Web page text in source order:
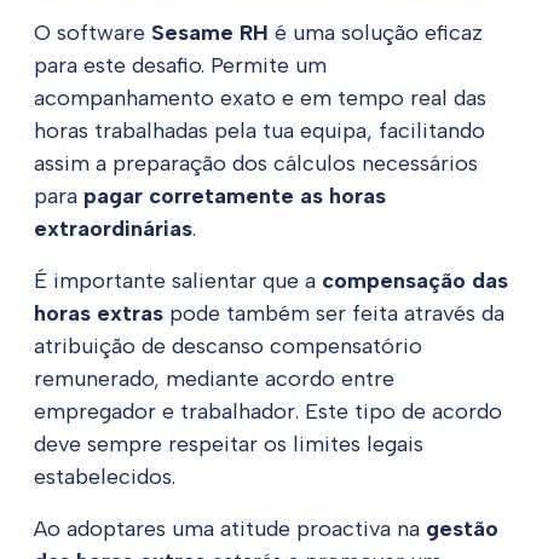
O software Sesame RH é uma solução eficaz
para este desafio. Permite um
acompanhamento exato e em tempo real das
horas trabalhadas pela tua equipa, facilitando
assim a preparação dos cálculos necessários
para pagar corretamente as horas
extraordinárias.
É importante salientar que a compensação das
horas extras pode também ser feita através da
atribuição de descanso compensatório
remunerado, mediante acordo entre
empregador e trabalhador. Este tipo de acordo
deve sempre respeitar os limites legais
estabelecidos.
Ao adoptares uma atitude proactiva na gestão